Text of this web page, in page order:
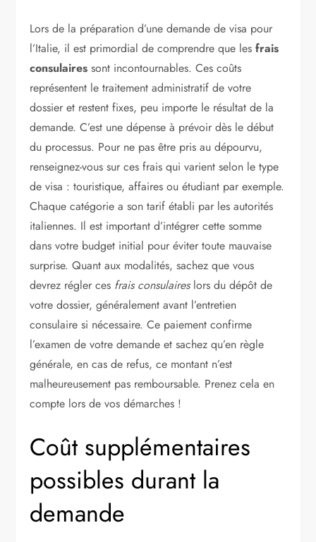
Lors de la préparation d’une demande de visa pour
l’Italie, il est primordial de comprendre que lesfrais
consulaires sont incontournables. Ces coûts
représentent le traitement administratif de votre
dossier et restent fixes, peu importe le résultat de la
demande. C’est une dépense à prévoir dès le début
du processus. Pour ne pas être pris au dépourvu,
renseignez-vous sur ces frais qui varient selon le type
de visa : touristique, affaires ou étudiant par exemple.
Chaque catégorie a son tarif établi par les autorités
italiennes. Il est important d’intégrer cette somme
dans votre budget initial pour éviter toute mauvaise
surprise. Quant aux modalités, sachez que vous
devrez régler ces frais consulaireslors du dépôt de
votre dossier, généralement avant l’entretien
consulaire si nécessaire. Ce paiement confirme
l’examen de votre demande et sachez qu’en règle
générale, en cas de refus, ce montant n’est
malheureusement pas remboursable. Prenez cela en
compte lors de vos démarches !
Coût supplémentaires
possibles durant la
demande